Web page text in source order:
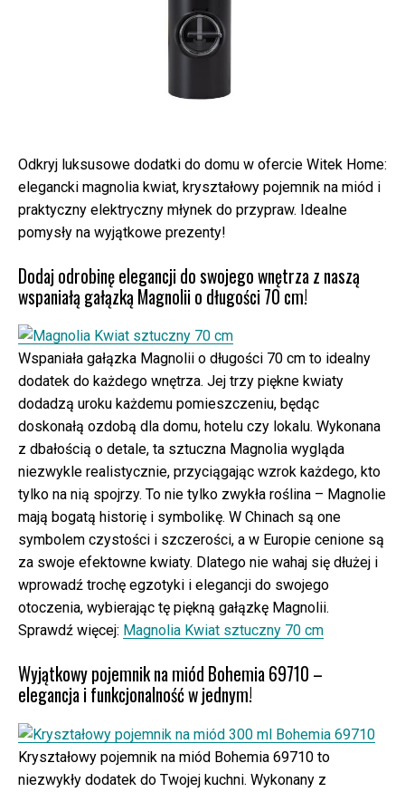
Odkryj luksusowe dodatki do domu w ofercie Witek Home:
elegancki magnolia kwiat, kryształowy pojemnik na miód i
praktyczny elektryczny młynek do przypraw. Idealne
pomysły na wyjątkowe prezenty!
Dodaj odrobinę elegancji do swojego wnętrza z naszą
wspaniałą gałązką Magnolii o długości 70 cm!
Wspaniała gałązka Magnolii o długości 70 cm to idealny
dodatek do każdego wnętrza. Jej trzy piękne kwiaty
dodadzą uroku każdemu pomieszczeniu, będąc
doskonałą ozdobą dla domu, hotelu czy lokalu. Wykonana
z dbałością o detale, ta sztuczna Magnolia wygląda
niezwykle realistycznie, przyciągając wzrok każdego, kto
tylko na nią spojrzy. To nie tylko zwykła roślina – Magnolie
mają bogatą historię i symbolikę. W Chinach są one
symbolem czystości i szczerości, a w Europie cenione są
za swoje efektowne kwiaty. Dlatego nie wahaj się dłużej i
wprowadź trochę egzotyki i elegancji do swojego
otoczenia, wybierając tę piękną gałązkę Magnolii.
Sprawdź więcej: Magnolia Kwiat sztuczny 70 cm
Wyjątkowy pojemnik na miód Bohemia 69710 –
elegancja i funkcjonalność w jednym!
Kryształowy pojemnik na miód Bohemia 69710 to
niezwykły dodatek do Twojej kuchni. Wykonany z